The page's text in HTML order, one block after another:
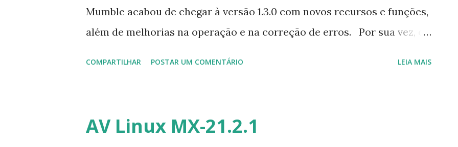
Mumble acabou de chegar à versão 1.3.0 com novos recursos e funções,
além de melhorias na operação e na correção de erros. Por sua vez, o
software ao máximo, criando até nossos próprios servidores
COMPARTILHAR POSTAR UM COMENTÁRIO LEIA MAIS
AV Linux MX-21.2.1